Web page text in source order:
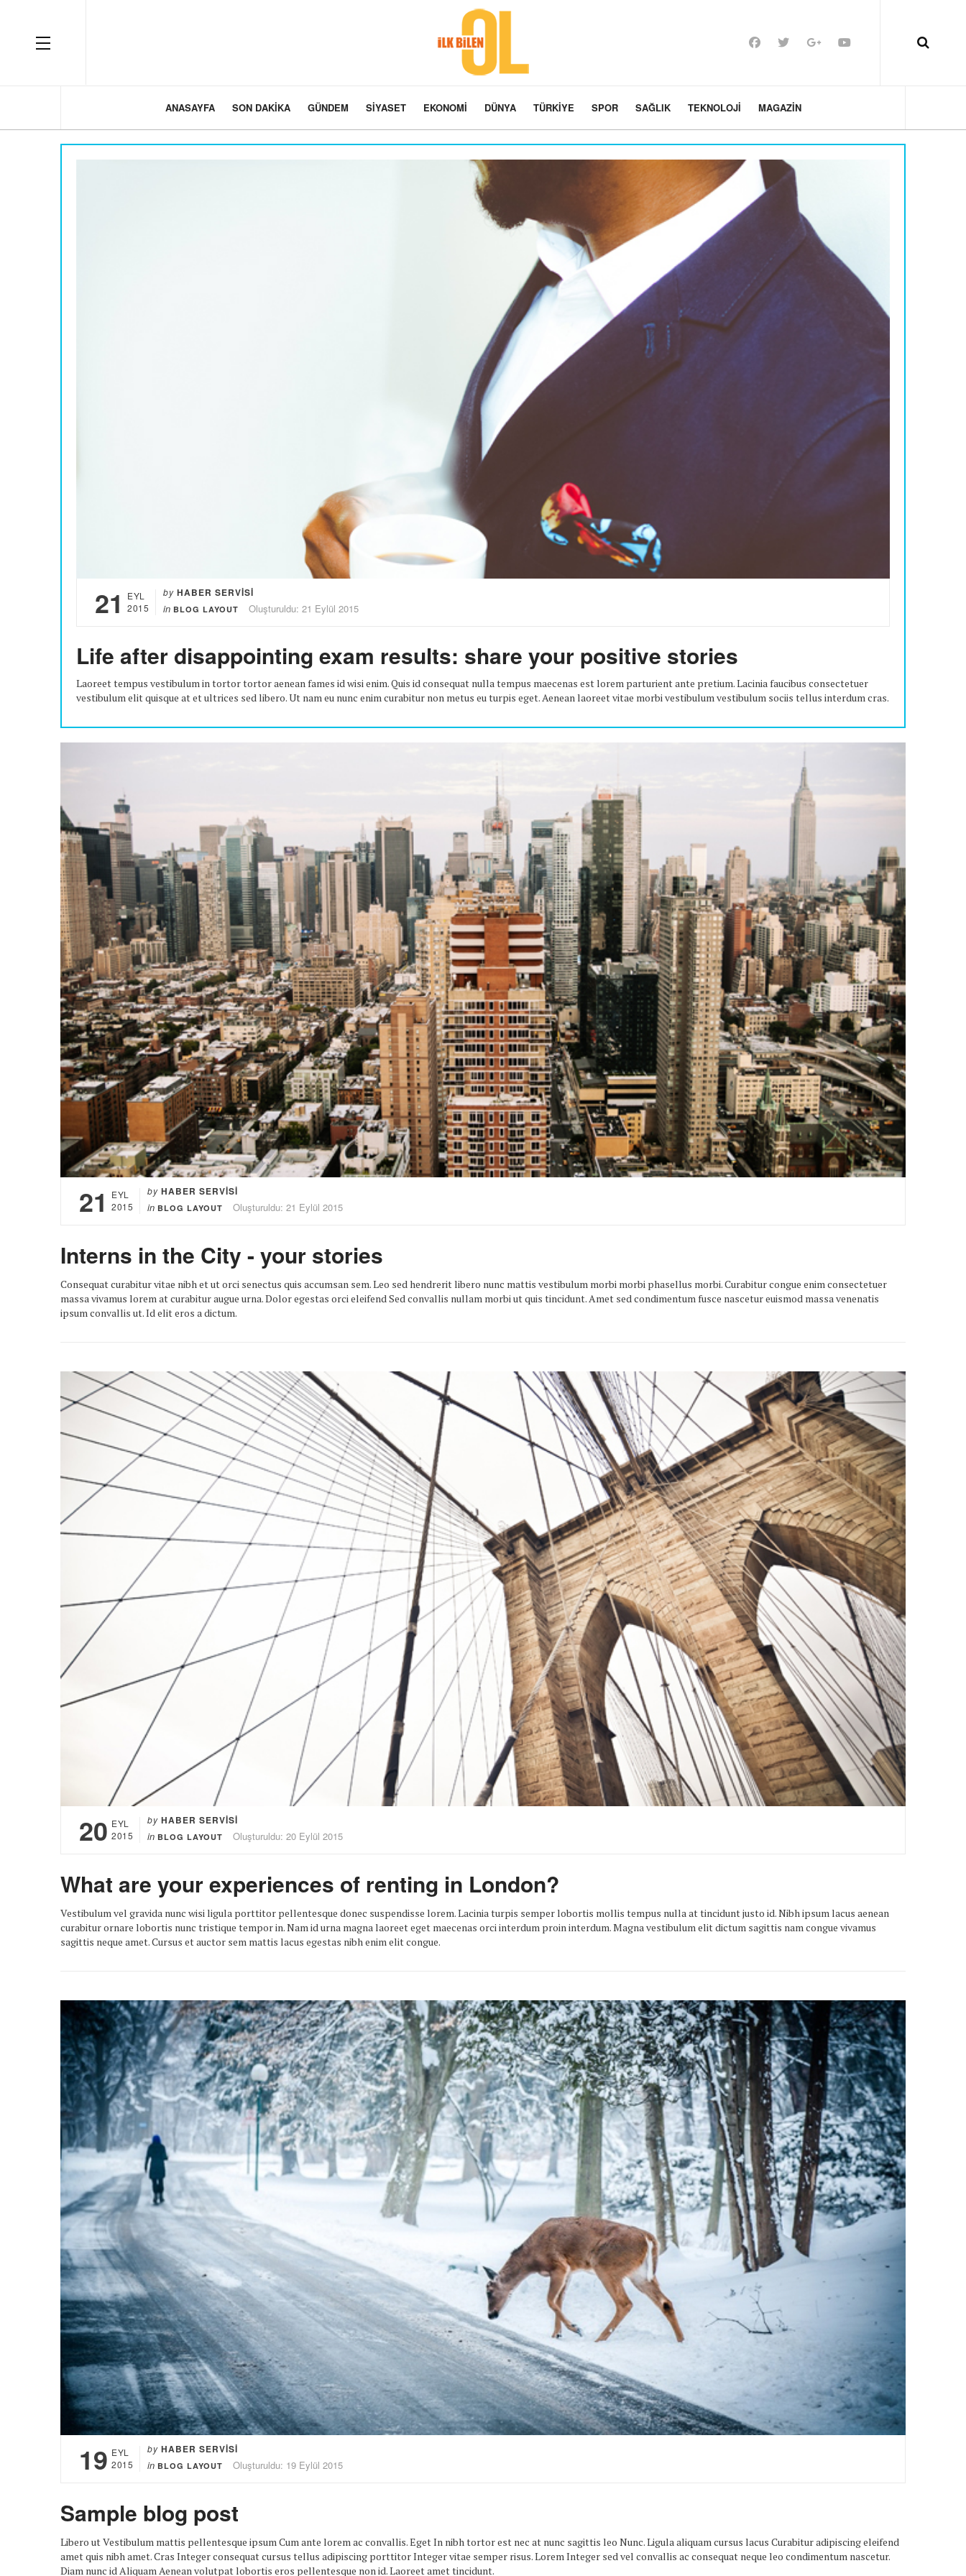
OFF CANVAS
ANASAYFA SON DAKIKA GÜNDEM SIYASET EKONOMI DÜNYA TÜRKIYE SPOR SAĞLIK TEKNOLOJI MAGAZIN
21
EYL
2015
by HABER SERVISI
in BLOG LAYOUT Oluşturuldu: 21 Eylül 2015
Life after disappointing exam results: share your positive stories
Laoreet tempus vestibulum in tortor tortor aenean fames id wisi enim. Quis id consequat nulla tempus maecenas est lorem parturient ante pretium. Lacinia faucibus consectetuer
vestibulum elit quisque at et ultrices sed libero. Ut nam eu nunc enim curabitur non metus eu turpis eget. Aenean laoreet vitae morbi vestibulum vestibulum sociis tellus interdum cras.
21
EYL
2015
by HABER SERVISI
in BLOG LAYOUT Oluşturuldu: 21 Eylül 2015
Interns in the City - your stories
Consequat curabitur vitae nibh et ut orci senectus quis accumsan sem. Leo sed hendrerit libero nunc mattis vestibulum morbi morbi phasellus morbi. Curabitur congue enim consectetuer
massa vivamus lorem at curabitur augue urna. Dolor egestas orci eleifend Sed convallis nullam morbi ut quis tincidunt. Amet sed condimentum fusce nascetur euismod massa venenatis
ipsum convallis ut. Id elit eros a dictum.
20 EYL
2015
by HABER SERVISI
in BLOG LAYOUT Oluşturuldu: 20 Eylül 2015
What are your experiences of renting in London?
Vestibulum vel gravida nunc wisi ligula porttitor pellentesque donec suspendisse lorem. Lacinia turpis semper lobortis mollis tempus nulla at tincidunt justo id. Nibh ipsum lacus aenean
curabitur ornare lobortis nunc tristique tempor in. Nam id urna magna laoreet eget maecenas orci interdum proin interdum. Magna vestibulum elit dictum sagittis nam congue vivamus
sagittis neque amet. Cursus et auctor sem mattis lacus egestas nibh enim elit congue.
19 EYL
2015
by HABER SERVISI
in BLOG LAYOUT Oluşturuldu: 19 Eylül 2015
Sample blog post
Libero ut Vestibulum mattis pellentesque ipsum Cum ante lorem ac convallis. Eget In nibh tortor est nec at nunc sagittis leo Nunc. Ligula aliquam cursus lacus Curabitur adipiscing eleifend
amet quis nibh amet. Cras Integer consequat cursus tellus adipiscing porttitor Integer vitae semper risus. Lorem Integer sed vel convallis ac consequat neque leo condimentum nascetur.
Diam nunc id Aliquam Aenean volutpat lobortis eros pellentesque non id. Laoreet amet tincidunt.